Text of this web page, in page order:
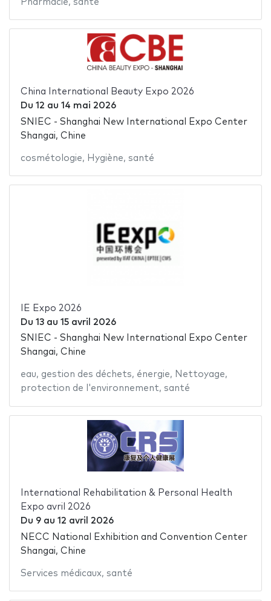
Pharmacie, santé
China International Beauty Expo 2026
Du 12 au 14 mai 2026
SNIEC - Shanghai New International Expo Center
Shangai, Chine
cosmétologie, Hygiène, santé
IE Expo 2026
Du 13au 15 avril 2026
SNIEC - Shanghai New International Expo Center
Shangai, Chine
eau, gestion des déchets, énergie, Nettoyage,
protection de l'environnement, santé
International Rehabilitation & Personal Health
Expo avril 2026
Du 9au 12 avril 2026
NECC National Exhibition and Convention Center
Shangai, Chine
Services médicaux, santé